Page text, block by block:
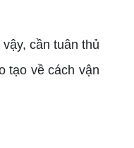
cần tuân thủ
tạo về cách vận